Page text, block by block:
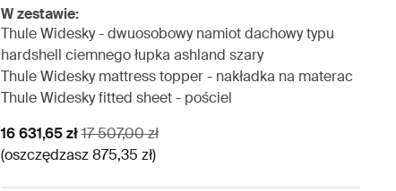
W zestawie:
Thule Widesky - dwuosobowy namiot dachowy typu
hardshell ciemnego łupka ashland szary
Thule Widesky mattress topper - nakładka na materac
Thule Widesky fitted sheet - pościel
Cena promocyjna
16 631,65 złOryginalna cena
17 507,00 zł
(oszczędzasz 875,35 zł)